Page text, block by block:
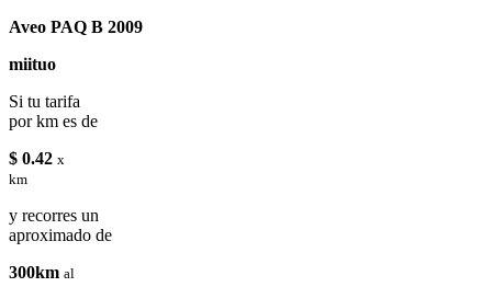
Aveo PAQ B 2009
miituo
Si tu tarifa
por km es de
$ 0.42 x
km
y recorres un
aproximado de
300km al